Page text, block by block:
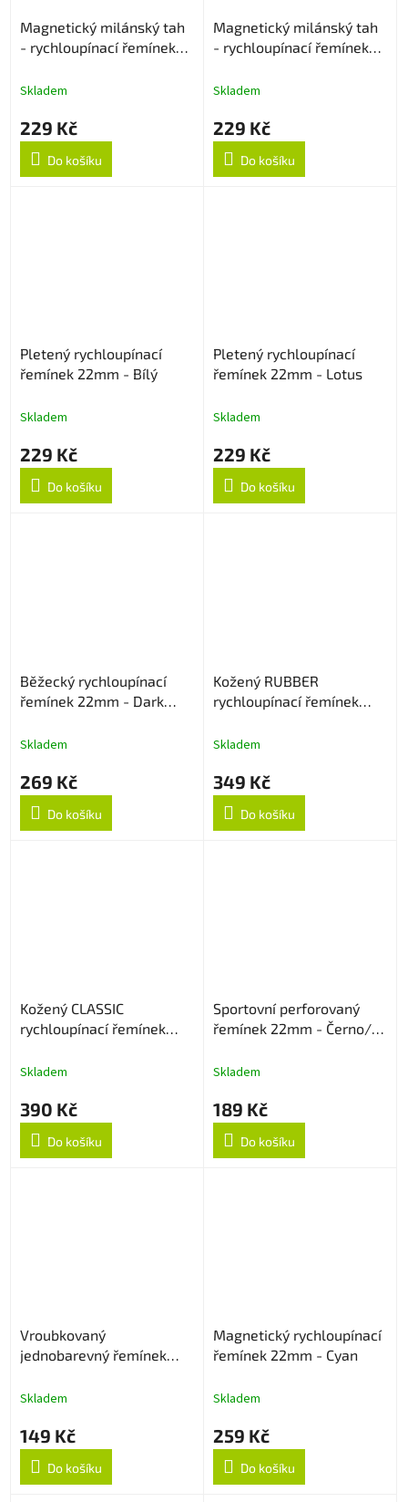
Magnetický milánský tah
- rychloupínací řemínek
Skladem
229 Kč
Do košíku
Magnetický milánský tah
- rychloupínací řemínek
Skladem
229 Kč
Do košíku
Pletený rychloupínací
řemínek 22mm - Bílý
Skladem
229 Kč
Do košíku
Pletený rychloupínací
řemínek 22mm - Lotus
Skladem
229 Kč
Do košíku
Běžecký rychloupínací
řemínek 22mm - Dark
Skladem
269 Kč
Do košíku
Kožený RUBBER
rychloupínací řemínek
Skladem
349 Kč
Do košíku
Kožený CLASSIC
rychloupínací řemínek
Skladem
390 Kč
Do košíku
Sportovní perforovaný
řemínek 22mm - Černo/
Skladem
189 Kč
Do košíku
Vroubkovaný
jednobarevný řemínek
Skladem
149 Kč
Do košíku
Magnetický rychloupínací
řemínek 22mm - Cyan
Skladem
259 Kč
Do košíku